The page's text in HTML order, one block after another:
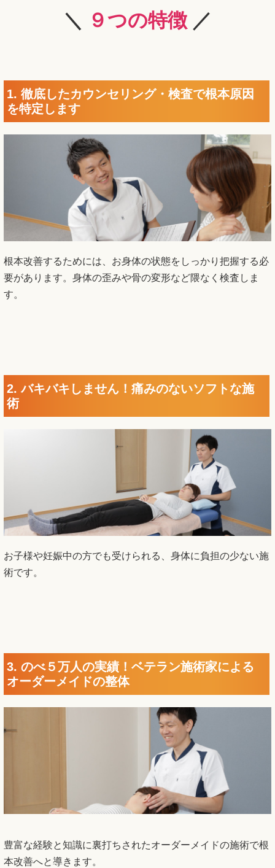
＼ ９つの特徴 ／
1. 徹底したカウンセリング・検査で根本原因
を特定します
根本改善するためには、お身体の状態をしっかり把握する必
要があります。身体の歪みや骨の変形など隈なく検査しま
す。
2. バキバキしません！痛みのないソフトな施
術
お子様や妊娠中の方でも受けられる、身体に負担の少ない施
術です。
3. のべ５万人の実績！ベテラン施術家による
オーダーメイドの整体
豊富な経験と知識に裏打ちされたオーダーメイドの施術で根
本改善へと導きます。